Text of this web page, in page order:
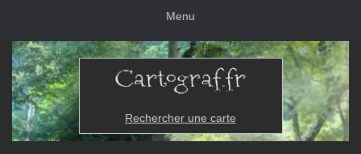
Menu
Rechercher une carte